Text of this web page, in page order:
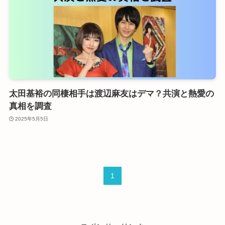
太田基裕の同棲相手は渡辺麻友はデマ？共演と熱愛の
真相を調査
2025年5月5日
1